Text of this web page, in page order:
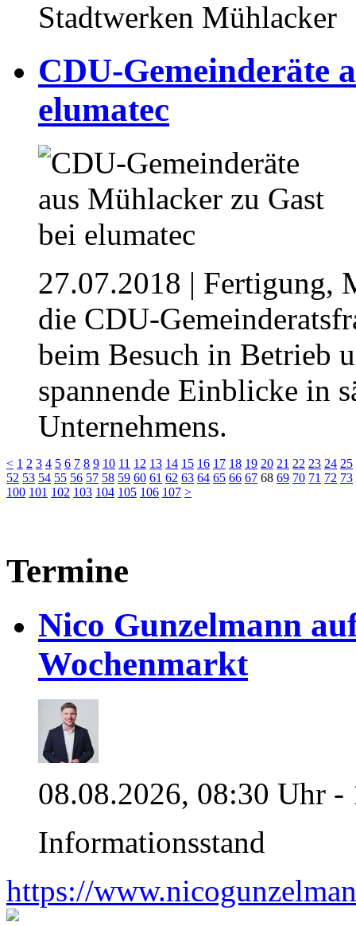
Stadtwerken Mühlacker
CDU-Gemeinderäte
elumatec
27.07.2018 | Fertigung,
die CDU-
beim Besuch in Betrieb
spannende Einblicke in
Unternehmens.
< 1 2 3 4 5 6 7 8 9 10 11 12 13 14 15 16 17 18 19 20 21 22 23 24 25
52 53 54 55 56 57 58 59 60 61 62 63 64 65 66 67 68 69 70 71 72 73
100 101 102 103 104 105 106 107 >
Termine
Nico Gunzelmann
Wochenmarkt
08.08.2026, 08:30 Uhr -
Informationsstand
https://